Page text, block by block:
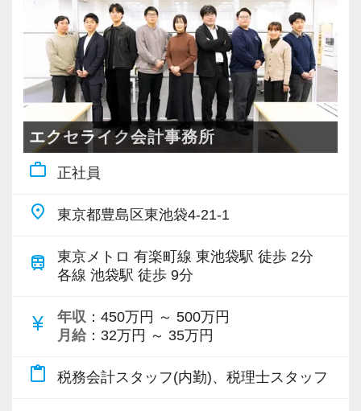
建築会社の営業、スーパーの精肉担当、
塾講師などをはじめとする
業界未経験のスタッフが活躍していま
す。
お客様と話すことが好き、不動産が好き
という方大歓迎です！
（２）＼フレックス制／で資格取得を目指す方
平日に休みを取ったり、午後から始業す
資格取得と仕事の両立も、当事務所なら
実現できます。
（３）カフェのようなおしゃれな事務所
エクセライク会計事務所
work_outline 正社員
place 東京都豊島区東池袋4-21-1
train
東京メトロ 有楽町線 東池袋駅 徒歩 2分
各線 池袋駅 徒歩 9分
currency_yen 年収 ：450万円 ～ 500万円
月給 ：32万円 ～ 35万円
content_paste 税務会計スタッフ(内勤)、税理士スタッフ